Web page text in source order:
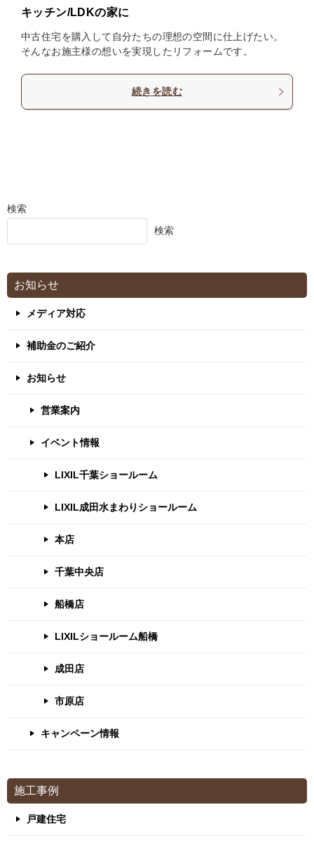
キッチン/LDKの家に
中古住宅を購入して自分たちの理想の空間に仕上げたい。
そんなお施主様の想いを実現したリフォームです。
続きを読む
検索
検索
お知らせ
メディア対応
補助金のご紹介
お知らせ
営業案内
イベント情報
LIXIL千葉ショールーム
LIXIL成田水まわりショールーム
本店
千葉中央店
船橋店
LIXILショールーム船橋
成田店
市原店
キャンペーン情報
施工事例
戸建住宅